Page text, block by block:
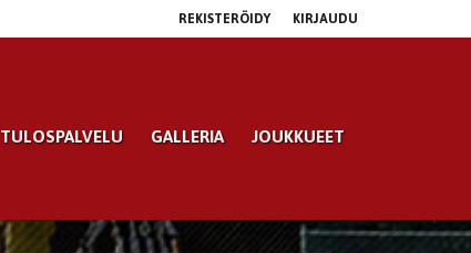
REKISTERÖIDY KIRJAUDU
TULOSPALVELU GALLERIA JOUKKUEET